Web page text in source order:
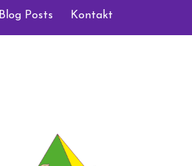
Blog Posts Kontakt